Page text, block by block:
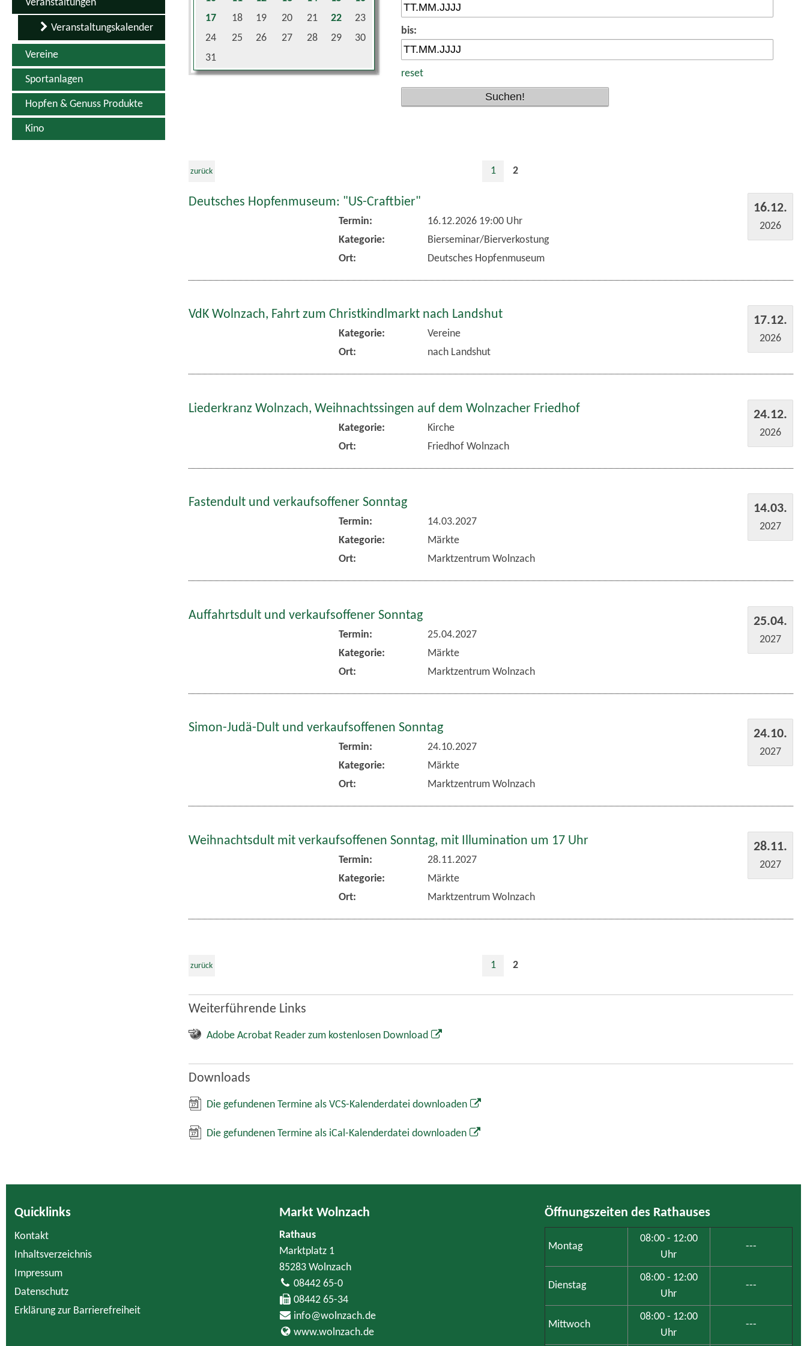
Veranstaltungen
Veranstaltungskalender
Vereine
Sportanlagen
Hopfen & Genuss Produkte
Kino
17
18 19 20 21 22
23
24
25 26 27 28 29
30
31
bis:
reset
zurück 1 2
16.12.
2026
Deutsches Hopfenmuseum: "US-Craftbier"
Termin:
16.12.2026 19:00 Uhr
Kategorie:
Bierseminar/Bierverkostung
Ort:
Deutsches Hopfenmuseum
17.12.
2026
VdK Wolnzach, Fahrt zum Christkindlmarkt nach Landshut
Kategorie:
Vereine
Ort:
nach Landshut
24.12.
2026
Liederkranz Wolnzach, Weihnachtssingen auf dem Wolnzacher Friedhof
Kategorie:
Kirche
Ort:
Friedhof Wolnzach
14.03.
2027
Fastendult und verkaufsoffener Sonntag
Termin:
14.03.2027
Kategorie:
Märkte
Ort:
Marktzentrum Wolnzach
25.04.
2027
Auffahrtsdult und verkaufsoffener Sonntag
Termin:
25.04.2027
Kategorie:
Märkte
Ort:
Marktzentrum Wolnzach
24.10.
2027
Simon-Judä-Dult und verkaufsoffenen Sonntag
Termin:
24.10.2027
Kategorie:
Märkte
Ort:
Marktzentrum Wolnzach
28.11.
2027
Weihnachtsdult mit verkaufsoffenen Sonntag, mit Illumination um 17 Uhr
Termin:
28.11.2027
Kategorie:
Märkte
Ort:
Marktzentrum Wolnzach
zurück 1 2
Weiterführende Links
Adobe Acrobat Reader zum kostenlosen Download
Downloads
Die gefundenen Termine als VCS-Kalenderdatei downloaden
Die gefundenen Termine als iCal-Kalenderdatei downloaden
Quicklinks
Kontakt
Inhaltsverzeichnis
Impressum
Datenschutz
Erklärung zur Barrierefreiheit
Markt Wolnzach
Rathaus
Marktplatz 1
85283 Wolnzach
08442 65-0
08442 65-34
info@wolnzach.de
www.wolnzach.de
Öffnungszeiten des Rathauses
Montag
08:00 - 12:00
Uhr
---
Dienstag
08:00 - 12:00
Uhr
---
Mittwoch
08:00 - 12:00
Uhr
---